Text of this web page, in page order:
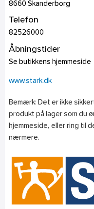
8660 Skanderborg
Telefon
82526000
Åbningstider
Se butikkens hjemmeside
www.stark.dk
Bemærk: Det er ikke
produkt på lager som du
hjemmeside, eller ring til
nærmere.